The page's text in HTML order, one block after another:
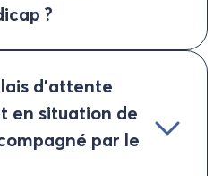
?
d’attente
en situation de
par le